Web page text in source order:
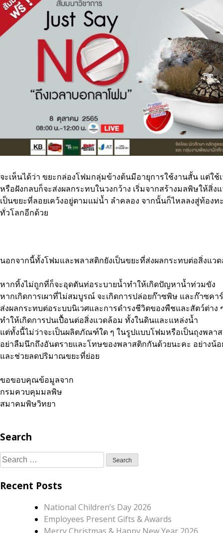
จะเห็นได้ว่า ขยะกล่องโฟมกลุ่มข้างต้นมีอายุการใช้งานสั้น แต่ใ
หรือฝังกลบก็จะส่งผลกระทบในวงกว้าง เริ่มจากสร้างมลพิษให้
เป็นขยะที่ลอยเคว้งอยู่ตามแม่น้ำ ลำคลอง จากนั้นก็ไหลลงสู่ท้อง
ทั่วโลกอีกด้วย
นอกจากนี้ทั้งโฟมและพลาสติกยังเป็นขยะที่ส่งผลกระทบต่อสิ่งแว
หากทิ้งไม่ถูกที่ก็จะอุดตันท่อระบายน้ำทำให้เกิดปัญหาน้ำท่วมขัง
หากเกิดการเผาที่ไม่สมบูรณ์ จะเกิดการปล่อยก๊าซพิษ และก๊าซค
ส่งผลกระทบต่อระบบนิเวศและการดำรงชีวิตของพืชและสัตว์ต่าง
ทำให้เกิดการปนเปื้อนต่อสิ่งแวดล้อม ทั้งในดินและแหล่งน้ำ
แต่ทั้งนี้ไม่ว่าจะเป็นผลิตภัณฑ์ใด ๆ ในรูปแบบโฟมหรือเป็นถุงพล
อย่าลืมนึกถึงอันตรายและโทษของพลาสติกกันด้วยนะคะ อย่างน้
และช่วยลดปริมาณขยะที่ย่อย
ขอขอบคุณข้อมูลจาก
กรมควบคุมมลพิษ
สมาคมพิษวิทยา
Search
Search
for:
Recent Posts
National Children’s Day 2026
Employees Present Gifts & Awards